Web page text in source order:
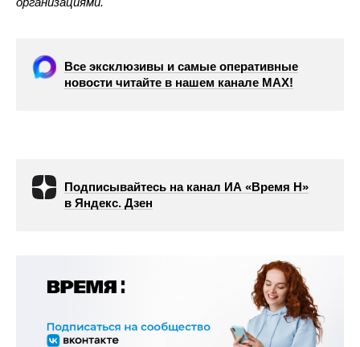
Все эксклюзивы и самые оперативные
новости читайте в нашем канале МАХ!
Подписывайтесь на канал ИА «Время Н»
в Яндекс. Дзен